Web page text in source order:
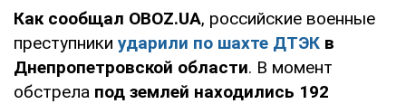
Как сообщал OBOZ.UA, российские военные
преступники ударили по шахте ДТЭК в
Днепропетровской области. В момент
обстрела под землей находились 192